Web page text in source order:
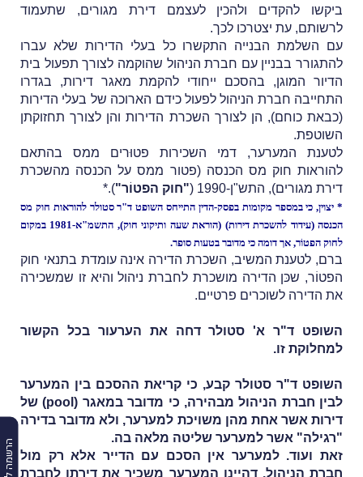
ביקשו להקדים ולהכין לעצמם דירת מגורים, שתעמוד
לרשותם, עת יצטרכו לכך.
עם השלמת הבנייה התקשרו כל בעלי הדירות שלא עברו
להתגורר בבניין עם חברת הניהול שהוקמה לצורך תפעול בית
הדיור המוגן, בהסכם ייחודי להקמת מאגר דירות, בגדרו
התחייבה חברת הניהול לפעול כידם הארוכה של בעלי הדירות
(כבאת כוחם), הן לצורך השכרת הדירות והן לצורך תחזוקתן
השוטפת.
לטענת המערער, דמי השכירות פטוּרים ממס בהתאם
להוראות חוק מס הכנסה (פטור ממס על הכנסה מהשכרת
דירת מגורים), התש"ן-1990 (
"חוק הפטוֹר").*
* יצוין, כי במספר מקומות בפסק-הדין התייחס השופט ד"ר סטולר להוראות חוק מס
הכנסה (עידוד להשכרת דירות) (הוראת שעה ותיקוני חוק), התשמ"א-1981 במקום
לחוק הפטוֹר, אך דומה כי מדובר בטעות סופר.
ברם, לטענת המשיב, השכרת הדירה אינה עומדת בתנאי חוק
הפטוֹר, שכּן הדירה מושכרת לחברת ניהול והיא זו שמשכירה
את הדירה לשוכרים פרטיים.
השופט ד"ר א' סטולר דחה את הערעור בכל הקשור
למחלוקת זו.
השופט ד"ר סטולר קבע, כי קריאת ההסכם בין המערער
לבין חברת הניהול מבהירה, כי מדובר במאגר (pool) של
דירות אשר אחת מהן משויכת למערער, ולא מדובר בדירה
"רגילה" אשר למערער שליטה מלאה בה.
זאת ועוד. למערער אין הסכם עם הדייר אלא רק מול
חברת הניהול, דהיינו המערער משכיר את דירתו לחברת